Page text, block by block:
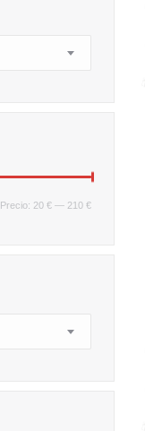
Precio
Precio
Precio: 20 € — 210 €